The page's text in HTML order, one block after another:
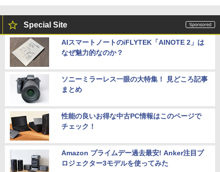
Special Site
AIスマートノートのiFLYTEK「AINOTE 2」は
なぜ魅力的なのか？
ソニーミラーレス一眼の大特集！ 見どころ記事
まとめ
性能の良いお得な中古PC情報はこのページで
チェック！
Amazon プライムデー過去最安! Anker注目プ
ロジェクター3モデルを使ってみた